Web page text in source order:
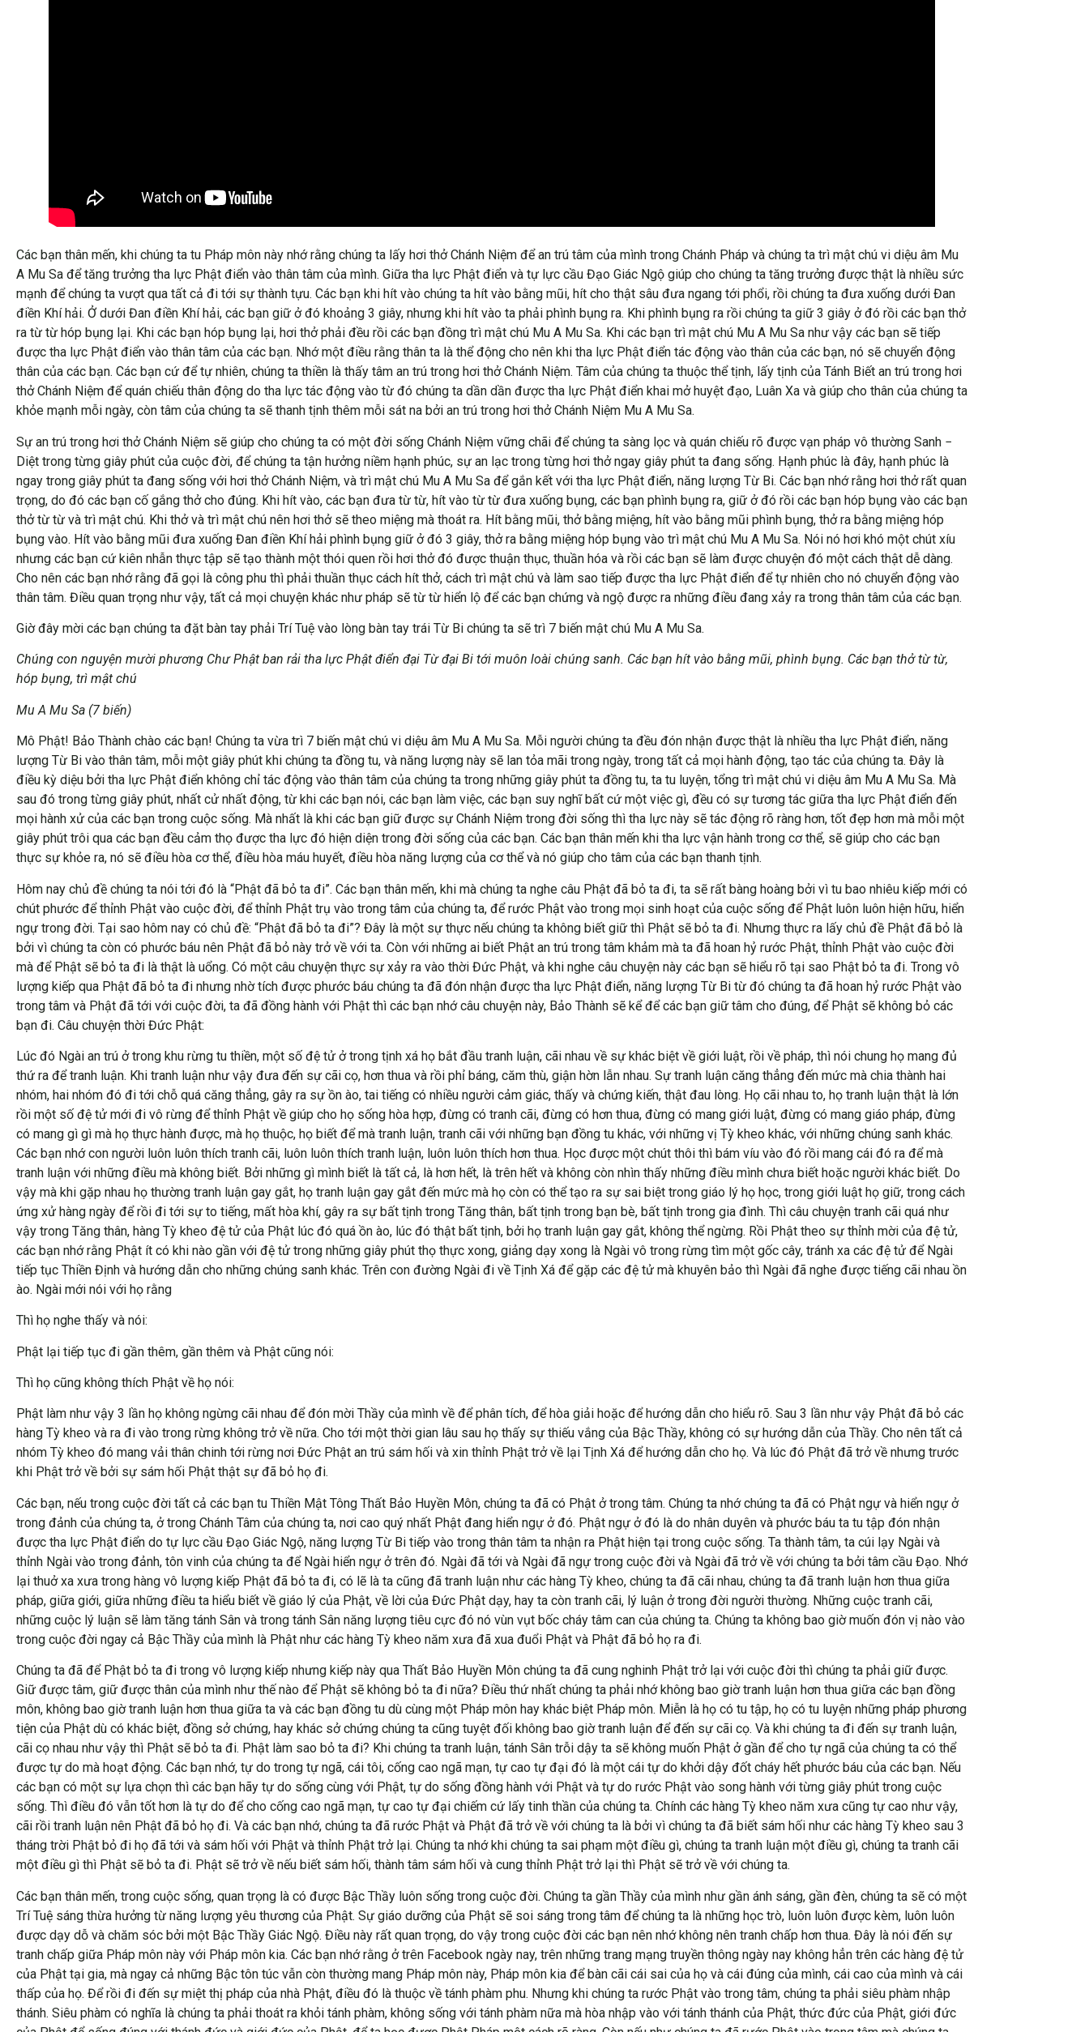
Các bạn thân mến, khi chúng ta tu Pháp môn này nhớ rằng chúng ta lấy hơi thở Chánh Niệm để an trú tâm của mình trong Chánh Pháp và chúng ta trì mật chú vi diệu âm Mu
A Mu Sa để tăng trưởng tha lực Phật điển vào thân tâm của mình. Giữa tha lực Phật điển và tự lực cầu Đạo Giác Ngộ giúp cho chúng ta tăng trưởng được thật là nhiều sức
mạnh để chúng ta vượt qua tất cả đi tới sự thành tựu. Các bạn khi hít vào chúng ta hít vào bằng mũi, hít cho thật sâu đưa ngang tới phổi, rồi chúng ta đưa xuống dưới Đan
điền Khí hải. Ở dưới Đan điền Khí hải, các bạn giữ ở đó khoảng 3 giây, nhưng khi hít vào ta phải phình bụng ra. Khi phình bụng ra rồi chúng ta giữ 3 giây ở đó rồi các bạn thở
ra từ từ hóp bụng lại. Khi các bạn hóp bụng lại, hơi thở phải đều rồi các bạn đồng trì mật chú Mu A Mu Sa. Khi các bạn trì mật chú Mu A Mu Sa như vậy các bạn sẽ tiếp
được tha lực Phật điển vào thân tâm của các bạn. Nhớ một điều rằng thân ta là thể động cho nên khi tha lực Phật điển tác động vào thân của các bạn, nó sẽ chuyển động
thân của các bạn. Các bạn cứ để tự nhiên, chúng ta thiền là thấy tâm an trú trong hơi thở Chánh Niệm. Tâm của chúng ta thuộc thể tịnh, lấy tịnh của Tánh Biết an trú trong hơi
thở Chánh Niệm để quán chiếu thân động do tha lực tác động vào từ đó chúng ta dần dần được tha lực Phật điển khai mở huyệt đạo, Luân Xa và giúp cho thân của chúng ta
khỏe mạnh mỗi ngày, còn tâm của chúng ta sẽ thanh tịnh thêm mỗi sát na bởi an trú trong hơi thở Chánh Niệm Mu A Mu Sa.
Sự an trú trong hơi thở Chánh Niệm sẽ giúp cho chúng ta có một đời sống Chánh Niệm vững chãi để chúng ta sàng lọc và quán chiếu rõ được vạn pháp vô thường Sanh −
Diệt trong từng giây phút của cuộc đời, để chúng ta tận hưởng niềm hạnh phúc, sự an lạc trong từng hơi thở ngay giây phút ta đang sống. Hạnh phúc là đây, hạnh phúc là
ngay trong giây phút ta đang sống với hơi thở Chánh Niệm, và trì mật chú Mu A Mu Sa để gắn kết với tha lực Phật điển, năng lượng Từ Bi. Các bạn nhớ rằng hơi thở rất quan
trọng, do đó các bạn cố gắng thở cho đúng. Khi hít vào, các bạn đưa từ từ, hít vào từ từ đưa xuống bụng, các bạn phình bụng ra, giữ ở đó rồi các bạn hóp bụng vào các bạn
thở từ từ và trì mật chú. Khi thở và trì mật chú nên hơi thở sẽ theo miệng mà thoát ra. Hít bằng mũi, thở bằng miệng, hít vào bằng mũi phình bụng, thở ra bằng miệng hóp
bụng vào. Hít vào bằng mũi đưa xuống Đan điền Khí hải phình bụng giữ ở đó 3 giây, thở ra bằng miệng hóp bụng vào trì mật chú Mu A Mu Sa. Nói nó hơi khó một chút xíu
nhưng các bạn cứ kiên nhẫn thực tập sẽ tạo thành một thói quen rồi hơi thở đó được thuận thục, thuần hóa và rồi các bạn sẽ làm được chuyện đó một cách thật dễ dàng.
Cho nên các bạn nhớ rằng đã gọi là công phu thì phải thuần thục cách hít thở, cách trì mật chú và làm sao tiếp được tha lực Phật điển để tự nhiên cho nó chuyển động vào
thân tâm. Điều quan trọng như vậy, tất cả mọi chuyện khác như pháp sẽ từ từ hiển lộ để các bạn chứng và ngộ được ra những điều đang xảy ra trong thân tâm của các bạn.
Giờ đây mời các bạn chúng ta đặt bàn tay phải Trí Tuệ vào lòng bàn tay trái Từ Bi chúng ta sẽ trì 7 biến mật chú Mu A Mu Sa.
Chúng con nguyện mười phương Chư Phật ban rải tha lực Phật điển đại Từ đại Bi tới muôn loài chúng sanh. Các bạn hít vào bằng mũi, phình bụng. Các bạn thở từ từ,
hóp bụng, trì mật chú
Mu A Mu Sa (7 biến)
Mô Phật! Bảo Thành chào các bạn! Chúng ta vừa trì 7 biến mật chú vi diệu âm Mu A Mu Sa. Mỗi người chúng ta đều đón nhận được thật là nhiều tha lực Phật điển, năng
lượng Từ Bi vào thân tâm, mỗi một giây phút khi chúng ta đồng tu, và năng lượng này sẽ lan tỏa mãi trong ngày, trong tất cả mọi hành động, tạo tác của chúng ta. Đây là
điều kỳ diệu bởi tha lực Phật điển không chỉ tác động vào thân tâm của chúng ta trong những giây phút ta đồng tu, ta tu luyện, tổng trì mật chú vi diệu âm Mu A Mu Sa. Mà
sau đó trong từng giây phút, nhất cử nhất động, từ khi các bạn nói, các bạn làm việc, các bạn suy nghĩ bất cứ một việc gì, đều có sự tương tác giữa tha lực Phật điển đến
mọi hành xử của các bạn trong cuộc sống. Mà nhất là khi các bạn giữ được sự Chánh Niệm trong đời sống thì tha lực này sẽ tác động rõ ràng hơn, tốt đẹp hơn mà mỗi một
giây phút trôi qua các bạn đều cảm thọ được tha lực đó hiện diện trong đời sống của các bạn. Các bạn thân mến khi tha lực vận hành trong cơ thể, sẽ giúp cho các bạn
thực sự khỏe ra, nó sẽ điều hòa cơ thể, điều hòa máu huyết, điều hòa năng lượng của cơ thể và nó giúp cho tâm của các bạn thanh tịnh.
Hôm nay chủ đề chúng ta nói tới đó là “Phật đã bỏ ta đi”. Các bạn thân mến, khi mà chúng ta nghe câu Phật đã bỏ ta đi, ta sẽ rất bàng hoàng bởi vì tu bao nhiêu kiếp mới có
chút phước để thỉnh Phật vào cuộc đời, để thỉnh Phật trụ vào trong tâm của chúng ta, để rước Phật vào trong mọi sinh hoạt của cuộc sống để Phật luôn luôn hiện hữu, hiển
ngự trong đời. Tại sao hôm nay có chủ đề: “Phật đã bỏ ta đi”? Đây là một sự thực nếu chúng ta không biết giữ thì Phật sẽ bỏ ta đi. Nhưng thực ra lấy chủ đề Phật đã bỏ là
bởi vì chúng ta còn có phước báu nên Phật đã bỏ này trở về với ta. Còn với những ai biết Phật an trú trong tâm khảm mà ta đã hoan hỷ rước Phật, thỉnh Phật vào cuộc đời
mà để Phật sẽ bỏ ta đi là thật là uổng. Có một câu chuyện thực sự xảy ra vào thời Đức Phật, và khi nghe câu chuyện này các bạn sẽ hiểu rõ tại sao Phật bỏ ta đi. Trong vô
lượng kiếp qua Phật đã bỏ ta đi nhưng nhờ tích được phước báu chúng ta đã đón nhận được tha lực Phật điển, năng lượng Từ Bi từ đó chúng ta đã hoan hỷ rước Phật vào
trong tâm và Phật đã tới với cuộc đời, ta đã đồng hành với Phật thì các bạn nhớ câu chuyện này, Bảo Thành sẽ kể để các bạn giữ tâm cho đúng, để Phật sẽ không bỏ các
bạn đi. Câu chuyện thời Đức Phật:
Lúc đó Ngài an trú ở trong khu rừng tu thiền, một số đệ tử ở trong tịnh xá họ bắt đầu tranh luận, cãi nhau về sự khác biệt về giới luật, rồi về pháp, thì nói chung họ mang đủ
thứ ra để tranh luận. Khi tranh luận như vậy đưa đến sự cãi cọ, hơn thua và rồi phỉ báng, căm thù, giận hờn lẫn nhau. Sự tranh luận căng thẳng đến mức mà chia thành hai
nhóm, hai nhóm đó đi tới chỗ quá căng thẳng, gây ra sự ồn ào, tai tiếng có nhiều người cảm giác, thấy và chứng kiến, thật đau lòng. Họ cãi nhau to, họ tranh luận thật là lớn
rồi một số đệ tử mới đi vô rừng để thỉnh Phật về giúp cho họ sống hòa hợp, đừng có tranh cãi, đừng có hơn thua, đừng có mang giới luật, đừng có mang giáo pháp, đừng
có mang gì gì mà họ thực hành được, mà họ thuộc, họ biết để mà tranh luận, tranh cãi với những bạn đồng tu khác, với những vị Tỳ kheo khác, với những chúng sanh khác.
Các bạn nhớ con người luôn luôn thích tranh cãi, luôn luôn thích tranh luận, luôn luôn thích hơn thua. Học được một chút thôi thì bám víu vào đó rồi mang cái đó ra để mà
tranh luận với những điều mà không biết. Bởi những gì mình biết là tất cả, là hơn hết, là trên hết và không còn nhìn thấy những điều mình chưa biết hoặc người khác biết. Do
vậy mà khi gặp nhau họ thường tranh luận gay gắt, họ tranh luận gay gắt đến mức mà họ còn có thể tạo ra sự sai biệt trong giáo lý họ học, trong giới luật họ giữ, trong cách
ứng xử hàng ngày để rồi đi tới sự to tiếng, mất hòa khí, gây ra sự bất tịnh trong Tăng thân, bất tịnh trong bạn bè, bất tịnh trong gia đình. Thì câu chuyện tranh cãi quá như
vậy trong Tăng thân, hàng Tỳ kheo đệ tử của Phật lúc đó quá ồn ào, lúc đó thật bất tịnh, bởi họ tranh luận gay gắt, không thể ngừng. Rồi Phật theo sự thỉnh mời của đệ tử,
các bạn nhớ rằng Phật ít có khi nào gần với đệ tử trong những giây phút thọ thực xong, giảng dạy xong là Ngài vô trong rừng tìm một gốc cây, tránh xa các đệ tử để Ngài
tiếp tục Thiền Định và hướng dẫn cho những chúng sanh khác. Trên con đường Ngài đi về Tịnh Xá để gặp các đệ tử mà khuyên bảo thì Ngài đã nghe được tiếng cãi nhau ồn
ào. Ngài mới nói với họ rằng
Thì họ nghe thấy và nói:
Phật lại tiếp tục đi gần thêm, gần thêm và Phật cũng nói:
Thì họ cũng không thích Phật về họ nói:
Phật làm như vậy 3 lần họ không ngừng cãi nhau để đón mời Thầy của mình về để phân tích, để hòa giải hoặc để hướng dẫn cho hiểu rõ. Sau 3 lần như vậy Phật đã bỏ các
hàng Tỳ kheo và ra đi vào trong rừng không trở về nữa. Cho tới một thời gian lâu sau họ thấy sự thiếu vắng của Bậc Thầy, không có sự hướng dẫn của Thầy. Cho nên tất cả
nhóm Tỳ kheo đó mang vải thân chinh tới rừng nơi Đức Phật an trú sám hối và xin thỉnh Phật trở về lại Tịnh Xá để hướng dẫn cho họ. Và lúc đó Phật đã trở về nhưng trước
khi Phật trở về bởi sự sám hối Phật thật sự đã bỏ họ đi.
Các bạn, nếu trong cuộc đời tất cả các bạn tu Thiền Mật Tông Thất Bảo Huyền Môn, chúng ta đã có Phật ở trong tâm. Chúng ta nhớ chúng ta đã có Phật ngự và hiển ngự ở
trong đảnh của chúng ta, ở trong Chánh Tâm của chúng ta, nơi cao quý nhất Phật đang hiển ngự ở đó. Phật ngự ở đó là do nhân duyên và phước báu ta tu tập đón nhận
được tha lực Phật điển do tự lực cầu Đạo Giác Ngộ, năng lượng Từ Bi tiếp vào trong thân tâm ta nhận ra Phật hiện tại trong cuộc sống. Ta thành tâm, ta cúi lạy Ngài và
thỉnh Ngài vào trong đảnh, tôn vinh của chúng ta để Ngài hiển ngự ở trên đó. Ngài đã tới và Ngài đã ngự trong cuộc đời và Ngài đã trở về với chúng ta bởi tâm cầu Đạo. Nhớ
lại thuở xa xưa trong hàng vô lượng kiếp Phật đã bỏ ta đi, có lẽ là ta cũng đã tranh luận như các hàng Tỳ kheo, chúng ta đã cãi nhau, chúng ta đã tranh luận hơn thua giữa
pháp, giữa giới, giữa những điều ta hiểu biết về giáo lý của Phật, về lời của Đức Phật dạy, hay ta còn tranh cãi, lý luận ở trong đời người thường. Những cuộc tranh cãi,
những cuộc lý luận sẽ làm tăng tánh Sân và trong tánh Sân năng lượng tiêu cực đó nó vùn vụt bốc cháy tâm can của chúng ta. Chúng ta không bao giờ muốn đón vị nào vào
trong cuộc đời ngay cả Bậc Thầy của mình là Phật như các hàng Tỳ kheo năm xưa đã xua đuổi Phật và Phật đã bỏ họ ra đi.
Chúng ta đã để Phật bỏ ta đi trong vô lượng kiếp nhưng kiếp này qua Thất Bảo Huyền Môn chúng ta đã cung nghinh Phật trở lại với cuộc đời thì chúng ta phải giữ được.
Giữ được tâm, giữ được thân của mình như thế nào để Phật sẽ không bỏ ta đi nữa? Điều thứ nhất chúng ta phải nhớ không bao giờ tranh luận hơn thua giữa các bạn đồng
môn, không bao giờ tranh luận hơn thua giữa ta và các bạn đồng tu dù cùng một Pháp môn hay khác biệt Pháp môn. Miễn là họ có tu tập, họ có tu luyện những pháp phương
tiện của Phật dù có khác biệt, đồng sở chứng, hay khác sở chứng chúng ta cũng tuyệt đối không bao giờ tranh luận để đến sự cãi cọ. Và khi chúng ta đi đến sự tranh luận,
cãi cọ nhau như vậy thì Phật sẽ bỏ ta đi. Phật làm sao bỏ ta đi? Khi chúng ta tranh luận, tánh Sân trỗi dậy ta sẽ không muốn Phật ở gần để cho tự ngã của chúng ta có thể
được tự do mà hoạt động. Các bạn nhớ, tự do trong tự ngã, cái tôi, cống cao ngã mạn, tự cao tự đại đó là một cái tự do khởi dậy đốt cháy hết phước báu của các bạn. Nếu
các bạn có một sự lựa chọn thì các bạn hãy tự do sống cùng với Phật, tự do sống đồng hành với Phật và tự do rước Phật vào song hành với từng giây phút trong cuộc
sống. Thì điều đó vẫn tốt hơn là tự do để cho cống cao ngã mạn, tự cao tự đại chiếm cứ lấy tinh thần của chúng ta. Chính các hàng Tỳ kheo năm xưa cũng tự cao như vậy,
cãi rồi tranh luận nên Phật đã bỏ họ đi. Và các bạn nhớ, chúng ta đã rước Phật và Phật đã trở về với chúng ta là bởi vì chúng ta đã biết sám hối như các hàng Tỳ kheo sau 3
tháng trời Phật bỏ đi họ đã tới và sám hối với Phật và thỉnh Phật trở lại. Chúng ta nhớ khi chúng ta sai phạm một điều gì, chúng ta tranh luận một điều gì, chúng ta tranh cãi
một điều gì thì Phật sẽ bỏ ta đi. Phật sẽ trở về nếu biết sám hối, thành tâm sám hối và cung thỉnh Phật trở lại thì Phật sẽ trở về với chúng ta.
Các bạn thân mến, trong cuộc sống, quan trọng là có được Bậc Thầy luôn sống trong cuộc đời. Chúng ta gần Thầy của mình như gần ánh sáng, gần đèn, chúng ta sẽ có một
Trí Tuệ sáng thừa hưởng từ năng lượng yêu thương của Phật. Sự giáo dưỡng của Phật sẽ soi sáng trong tâm để chúng ta là những học trò, luôn luôn được kèm, luôn luôn
được dạy dỗ và chăm sóc bởi một Bậc Thầy Giác Ngộ. Điều này rất quan trọng, do vậy trong cuộc đời các bạn nên nhớ không nên tranh chấp hơn thua. Đây là nói đến sự
tranh chấp giữa Pháp môn này với Pháp môn kia. Các bạn nhớ rằng ở trên Facebook ngày nay, trên những trang mạng truyền thông ngày nay không hẳn trên các hàng đệ tử
của Phật tại gia, mà ngay cả những Bậc tôn túc vẫn còn thường mang Pháp môn này, Pháp môn kia để bàn cãi cái sai của họ và cái đúng của mình, cái cao của mình và cái
thấp của họ. Để rồi đi đến sự miệt thị pháp của nhà Phật, điều đó là thuộc về tánh phàm phu. Nhưng khi chúng ta rước Phật vào trong tâm, chúng ta phải siêu phàm nhập
thánh. Siêu phàm có nghĩa là chúng ta phải thoát ra khỏi tánh phàm, không sống với tánh phàm nữa mà hòa nhập vào với tánh thánh của Phật, thức đức của Phật, giới đức